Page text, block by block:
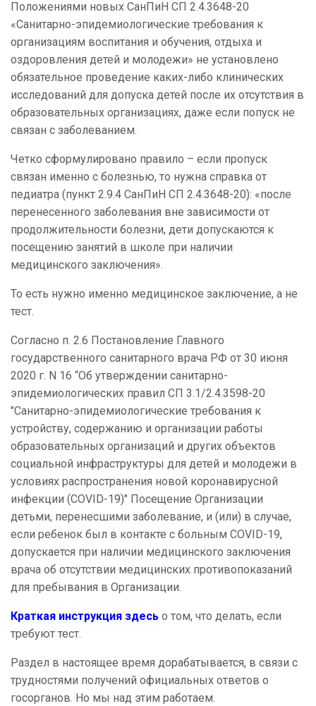
Положениями новых СанПиН СП 2.4.3648-20
«Санитарно-эпидемиологические требования к
организациям воспитания и обучения, отдыха и
оздоровления детей и молодежи» не установлено
обязательное проведение каких-либо клинических
исследований для допуска детей после их отсутствия в
образовательных организациях, даже если попуск не
связан с заболеванием.
Четко сформулировано правило – если пропуск
связан именно с болезнью, то нужна справка от
педиатра (пункт 2.9.4 СанПиН СП 2.4.3648-20): «после
перенесенного заболевания вне зависимости от
продолжительности болезни, дети допускаются к
посещению занятий в школе при наличии
медицинского заключения».
То есть нужно именно медицинское заключение, а не
тест.
Согласно п. 2.6 Постановление Главного
государственного санитарного врача РФ от 30 июня
2020 г. N 16 “Об утверждении санитарно-
эпидемиологических правил СП 3.1/2.4.3598-20
"Санитарно-эпидемиологические требования к
устройству, содержанию и организации работы
образовательных организаций и других объектов
социальной инфраструктуры для детей и молодежи в
условиях распространения новой коронавирусной
инфекции (COVID-19)" Посещение Организации
детьми, перенесшими заболевание, и (или) в случае,
если ребенок был в контакте с больным COVID-19,
допускается при наличии медицинского заключения
врача об отсутствии медицинских противопоказаний
для пребывания в Организации.
Краткая инструкция здесь о том, что делать, если
требуют тест.
Раздел в настоящее время дорабатывается, в связи с
трудностями получений официальных ответов о
госорганов. Но мы над этим работаем.